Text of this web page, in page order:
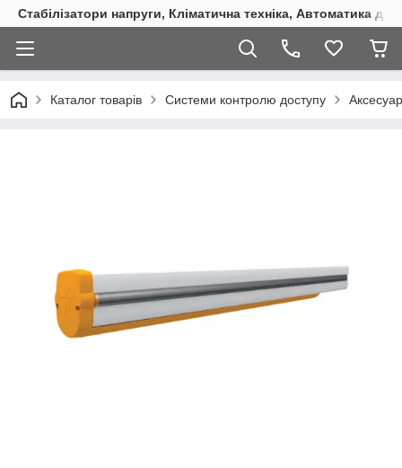
Стабілізатори напруги, Кліматична техніка, Автоматика
Каталог товарів Системи контролю доступу